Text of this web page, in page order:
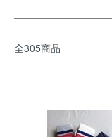
全305商品